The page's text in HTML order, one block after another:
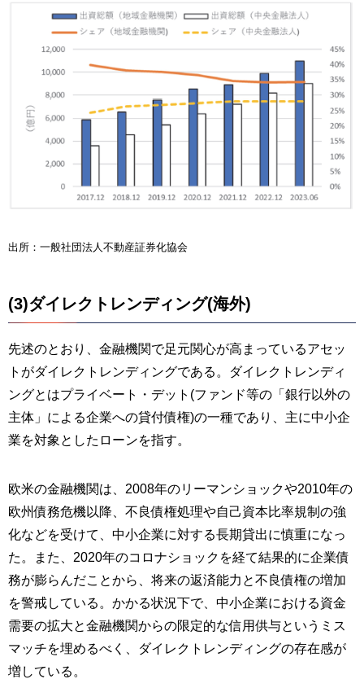
出所：一般社団法人不動産証券化協会
(3)ダイレクトレンディング(海外)
先述のとおり、金融機関で足元関心が高まっているアセッ
トがダイレクトレンディングである。ダイレクトレンディ
ングとはプライベート・デット(ファンド等の「銀行以外の
主体」による企業への貸付債権)の一種であり、主に中小企
業を対象としたローンを指す。
欧米の金融機関は、2008年のリーマンショックや2010年の
欧州債務危機以降、不良債権処理や自己資本比率規制の強
化などを受けて、中小企業に対する長期貸出に慎重になっ
た。また、2020年のコロナショックを経て結果的に企業債
務が膨らんだことから、将来の返済能力と不良債権の増加
を警戒している。かかる状況下で、中小企業における資金
需要の拡大と金融機関からの限定的な信用供与というミス
マッチを埋めるべく、ダイレクトレンディングの存在感が
増している。